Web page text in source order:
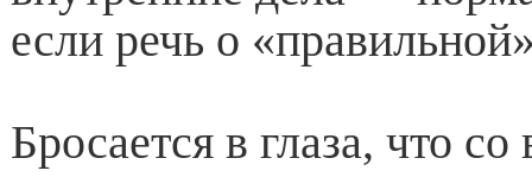
если речь о
Бросается в глаза, что со